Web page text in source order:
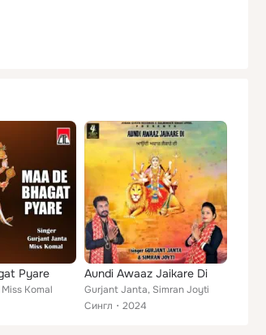
Pyare
Komal
Aundi Awaaz Jaikare Di
Gurjant Janta, Simran Joyti
Сингл
2024